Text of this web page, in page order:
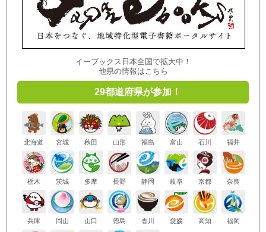
イーブックス日本全国で拡大中！
他県の情報はこちら
29都道府県が参加！
北海道 宮城 秋田 山形 福島 富山 石川 福井
栃木 茨城 多摩 長野 静岡 岐阜 京都 奈良
兵庫 岡山 山口 徳島 香川 愛媛 高知 福岡